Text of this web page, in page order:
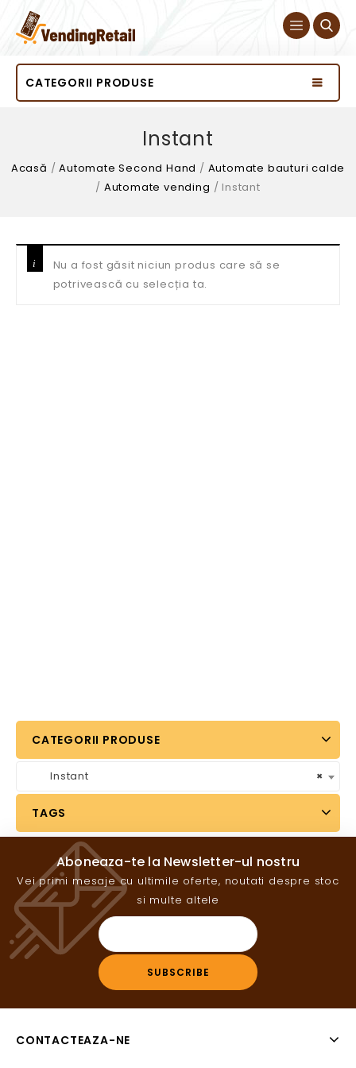
CATEGORII PRODUSE
Instant
Acasă /Automate Second Hand / Automate bauturi calde
/ Automate vending / Instant
Nu a fost găsit niciun produs care să se
potrivească cu selecția ta.
CATEGORII PRODUSE
×
Instant
TAGS
Aboneaza-te la Newsletter-ul nostru
Vei primi mesaje cu ultimile oferte, noutati despre stoc
si multe altele
CONTACTEAZA-NE